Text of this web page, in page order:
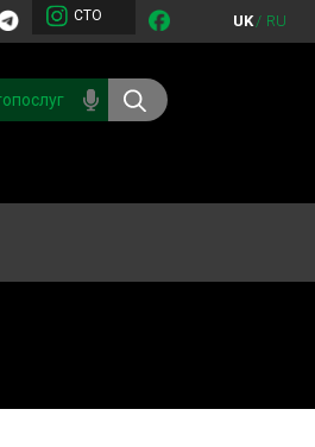
СТО UK/ RU